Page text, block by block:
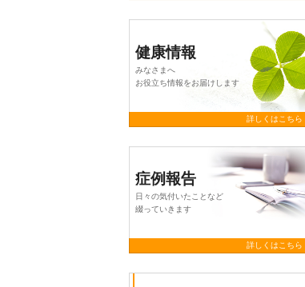
健康情報
みなさまへ
お役立ち情報をお届けします
詳しくはこちら
症例報告
日々の気付いたことなど
綴っていきます
詳しくはこちら